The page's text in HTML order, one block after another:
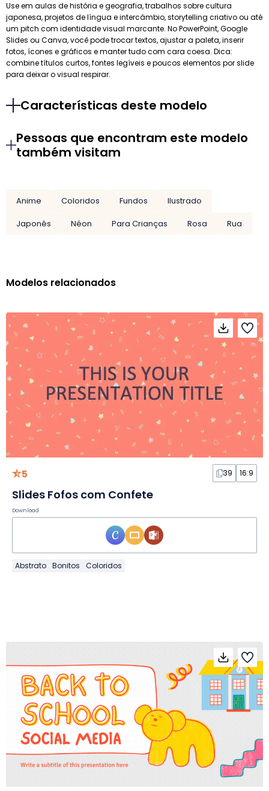
Use em aulas de história e geografia, trabalhos sobre cultura
japonesa, projetos de língua e intercâmbio, storytelling criativo ou até
um pitch com identidade visual marcante. No PowerPoint, Google
Slides ou Canva, você pode trocar textos, ajustar a paleta, inserir
fotos, ícones e gráficos e manter tudo com cara coesa. Dica:
combine títulos curtos, fontes legíveis e poucos elementos por slide
para deixar o visual respirar.
Características deste modelo
Pessoas que encontram este modelo
também visitam
Anime Coloridos Fundos
Ilustrado
Japonês
Néon Para Crianças Rosa Rua
Modelos relacionados
5 39 16:9
Slides Fofos com Confete
Download
Abstrato Bonitos Coloridos